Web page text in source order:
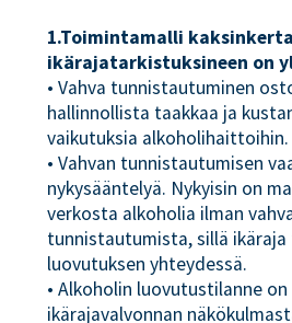
1.Toimintamalli
ikärajatarkistuksineen on
• Vahva tunnistautuminen
hallinnollista taakkaa ja
vaikutuksia alkoholihaittoihin.
• Vahvan tunnistautumisen
nykysääntelyä. Nykyisin on
verkosta alkoholia ilman
tunnistautumista, sillä
luovutuksen yhteydessä.
• Alkoholin luovutustilanne
ikärajavalvonnan